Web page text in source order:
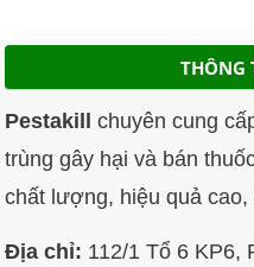
THÔNG
Pestakill chuyên cung
trùng gây hại và bán
chất lượng, hiệu quả cao,
Địa chỉ: 112/1 Tổ 6 KP6,